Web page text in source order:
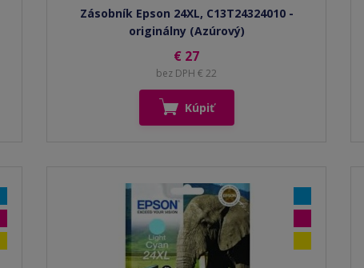
Zásobník Epson 24XL, C13T24324010 -
originálny (Azúrový)
€ 27
bez DPH € 22
Kúpiť